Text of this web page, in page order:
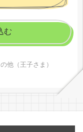
む
他（王子さま）